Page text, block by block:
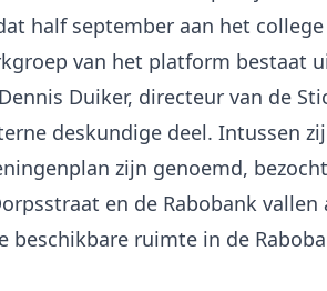
half september aan het college
van het platform bestaat
Duiker, directeur van de
deskundige deel. Intussen
zijn genoemd,
en de Rabobank vallen
beschikbare ruimte in de